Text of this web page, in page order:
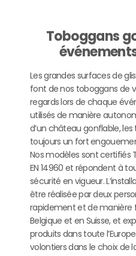
Toboggans
Les grandes surfaces de
font de nos toboggans de
regards lors de chaque
utilisés de manière
d’un château gonflable,
toujours un fort
Nos modèles sont certifiés
EN 14960 et répondent à
sécurité en vigueur.
être réalisée par deux
rapidement et de manière
Belgique et en Suisse, et
produits dans toute
volontiers dans le choix de